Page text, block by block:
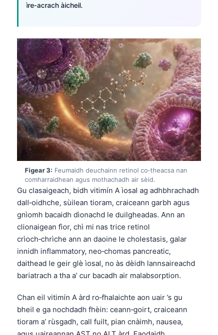
ìre‑acrach àicheil.
Figear 3: Feumaidh deuchainn retinol co‑theacsa nan
comharraidhean agus mothachadh air sèid.
Gu clasaigeach, bidh vitimín A ìosal ag adhbhrachadh
dall‑oidhche, sùilean tioram, craiceann garbh agus
gnìomh bacaidh dìonachd le duilgheadas. Ann an
clionaigean fìor, chì mi nas trice retinol
crìoch‑chrìche ann an daoine le cholestasis, galar
innidh inflammatory, neo‑chomas pancreatic,
daithead le geir glè ìosal, no às dèidh lannsaireachd
bariatrach a tha a’ cur bacadh air malabsorption.
Chan eil vitimín A àrd ro‑fhalaichte aon uair ’s gu
bheil e ga nochdadh fhèin: ceann‑goirt, craiceann
tioram a’ rùsgadh, call fuilt, pian cnàimh, nausea,